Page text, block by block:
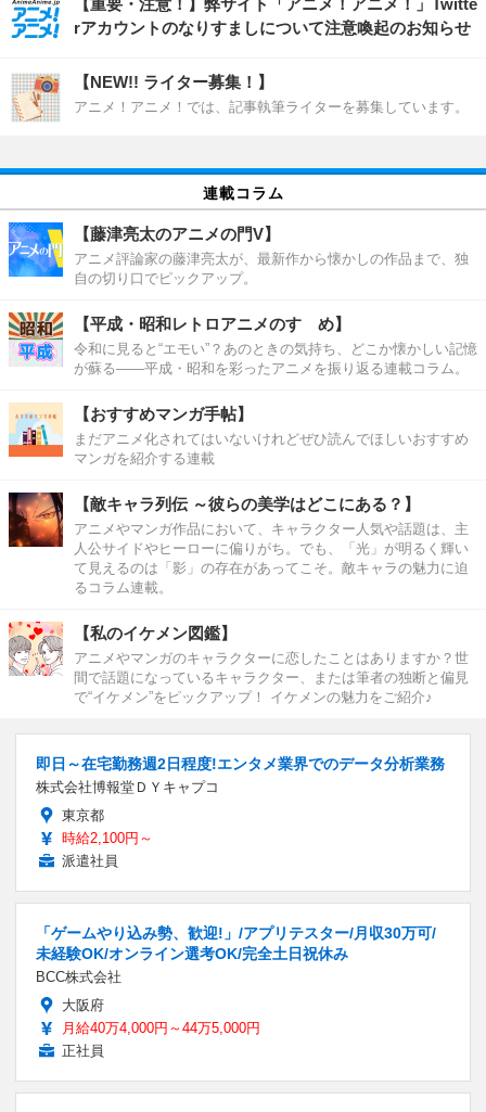
rアカウントのなりすましについて注意喚起のお知らせ
【NEW!! ライター募集！】
アニメ！アニメ！では、記事執筆ライターを募集しています。
連載コラム
【藤津亮太のアニメの門V】
アニメ評論家の藤津亮太が、最新作から懐かしの作品まで、独
自の切り口でピックアップ。
【平成・昭和レトロアニメのすゝめ】
令和に見ると“エモい”？あのときの気持ち、どこか懐かしい記憶
が蘇る――平成・昭和を彩ったアニメを振り返る連載コラム。
【おすすめマンガ手帖】
まだアニメ化されてはいないけれどぜひ読んでほしいおすすめ
マンガを紹介する連載
【敵キャラ列伝 ～彼らの美学はどこにある？】
アニメやマンガ作品において、キャラクター人気や話題は、主
人公サイドやヒーローに偏りがち。でも、「光」が明るく輝い
て見えるのは「影」の存在があってこそ。敵キャラの魅力に迫
るコラム連載。
【私のイケメン図鑑】
アニメやマンガのキャラクターに恋したことはありますか？世
間で話題になっているキャラクター、または筆者の独断と偏見
で“イケメン”をピックアップ！ イケメンの魅力をご紹介♪
即日～在宅勤務週2日程度!エンタメ業界でのデータ分析業務
株式会社博報堂ＤＹキャプコ
東京都
時給2,100円～
派遣社員
「ゲームやり込み勢、歓迎!」/アプリテスター/月収30万可/
未経験OK/オンライン選考OK/完全土日祝休み
BCC株式会社
大阪府
月給40万4,000円～44万5,000円
正社員